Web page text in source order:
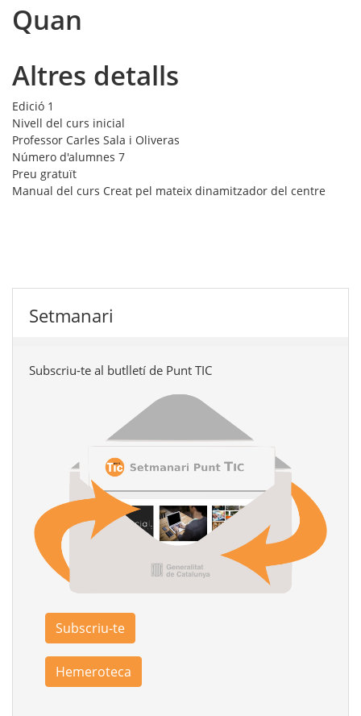
Quan
Altres detalls
Edició 1
Nivell del curs inicial
Professor Carles Sala i Oliveras
Número d'alumnes 7
Preu gratuït
Manual del curs Creat pel mateix dinamitzador del centre
Setmanari
Subscriu-te al butlletí de Punt TIC
Subscriu-te
Hemeroteca